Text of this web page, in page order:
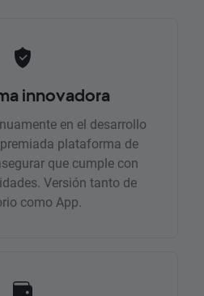
innovadora
en el desarrollo
plataforma de
que cumple con
Versión tanto de
como App.